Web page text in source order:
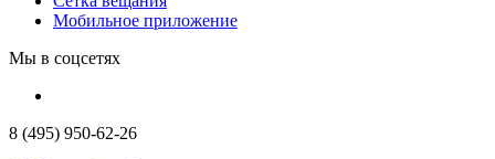
Мобильное приложение
Мы в соцсетях
8 (495) 950-62-26